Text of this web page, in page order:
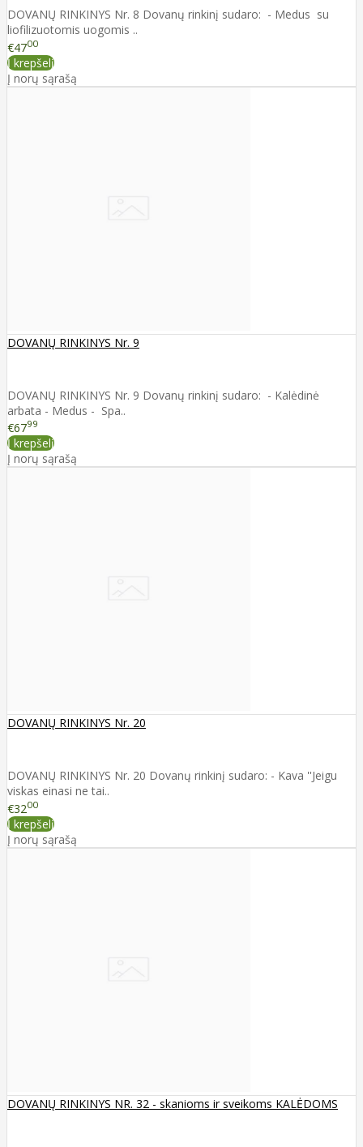
DOVANŲ RINKINYS Nr. 8 Dovanų rinkinį sudaro: - Medus su
liofilizuotomis uogomis ..
€4700
Į krepšelį
Į norų sąrašą
DOVANŲ RINKINYS Nr. 9
DOVANŲ RINKINYS Nr. 9 Dovanų rinkinį sudaro: - Kalėdinė
arbata - Medus - Spa..
€6799
Į krepšelį
Į norų sąrašą
DOVANŲ RINKINYS Nr. 20
DOVANŲ RINKINYS Nr. 20 Dovanų rinkinį sudaro: - Kava ''Jeigu
viskas einasi ne tai..
€3200
Į krepšelį
Į norų sąrašą
DOVANŲ RINKINYS NR. 32 - skanioms ir sveikoms KALĖDOMS